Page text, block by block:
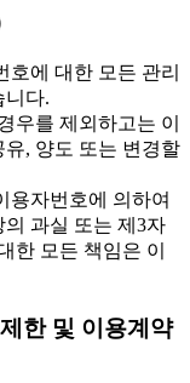
에 대한 모든 관리
니다.
우를 제외하고는 이
, 양도 또는 변경할
자번호에 의하여
과실 또는 제3자
한 모든 책임은 이
한 및 이용계약